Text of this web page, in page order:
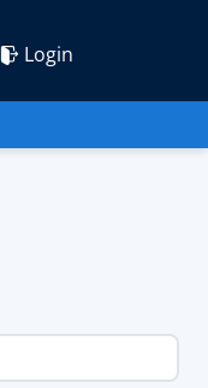
Login